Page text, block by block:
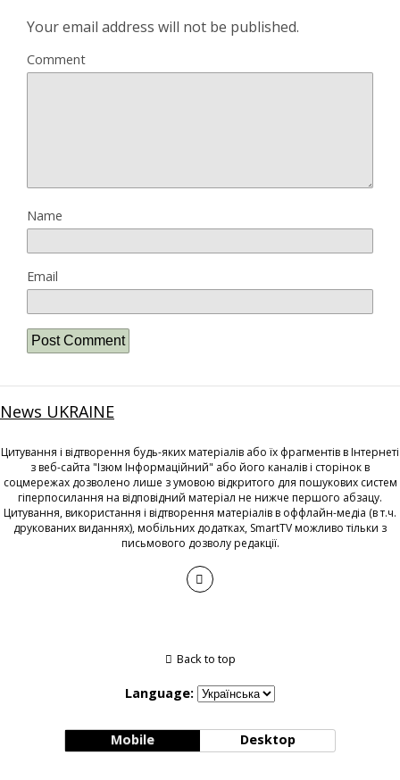
Your email address will not be published.
Comment
Name
Email
News UKRAINE
Цитування і відтворення будь-яких матеріалів або їх фрагментів в Інтернеті
з веб-сайта "Ізюм Інформаційний" або його каналів і сторінок в
соцмережах дозволено лише з умовою відкритого для пошукових систем
гіперпосилання на відповідний матеріал не нижче першого абзацу.
Цитування, використання і відтворення матеріалів в оффлайн-медіа (в т.ч.
друкованих виданнях), мобільних додатках, SmartTV можливо тільки з
письмового дозволу редакції.
Back to top
Language:
Mobile Desktop